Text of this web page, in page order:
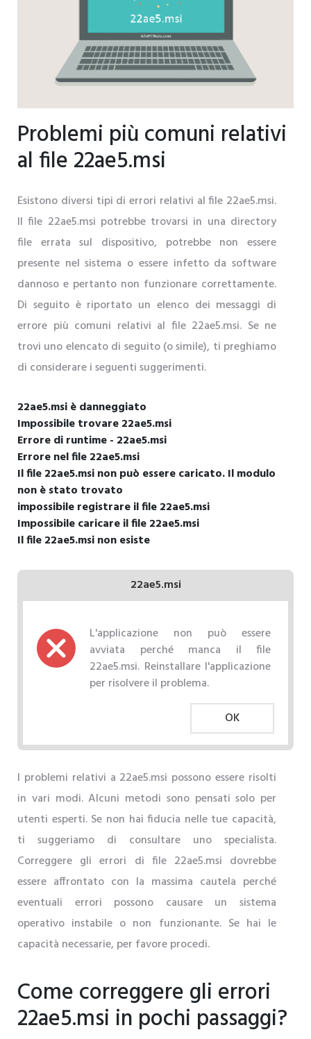
Problemi più comuni relativi
al file 22ae5.msi
Esistono diversi tipi di errori relativi al file 22ae5.msi.
Il file 22ae5.msi potrebbe trovarsi in una directory
file errata sul dispositivo, potrebbe non essere
presente nel sistema o essere infetto da software
dannoso e pertanto non funzionare correttamente.
Di seguito è riportato un elenco dei messaggi di
errore più comuni relativi al file 22ae5.msi. Se ne
trovi uno elencato di seguito (o simile), ti preghiamo
di considerare i seguenti suggerimenti.
22ae5.msi è danneggiato
Impossibile trovare 22ae5.msi
Errore di runtime - 22ae5.msi
Errore nel file 22ae5.msi
Il file 22ae5.msi non può essere caricato. Il modulo
non è stato trovato
impossibile registrare il file 22ae5.msi
Impossibile caricare il file 22ae5.msi
Il file 22ae5.msi non esiste
22ae5.msi
L'applicazione non può essere
avviata perché manca il file
22ae5.msi. Reinstallare l'applicazione
per risolvere il problema.
OK
I problemi relativi a 22ae5.msi possono essere risolti
in vari modi. Alcuni metodi sono pensati solo per
utenti esperti. Se non hai fiducia nelle tue capacità,
ti suggeriamo di consultare uno specialista.
Correggere gli errori di file 22ae5.msi dovrebbe
essere affrontato con la massima cautela perché
eventuali errori possono causare un sistema
operativo instabile o non funzionante. Se hai le
capacità necessarie, per favore procedi.
Come correggere gli errori
22ae5.msi in pochi passaggi?